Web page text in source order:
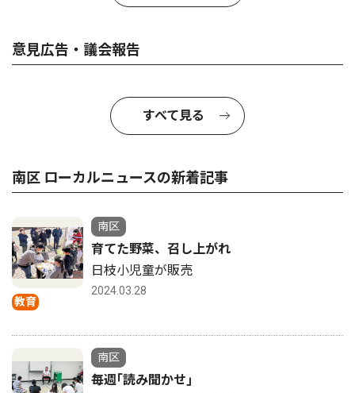
意見広告・議会報告
すべて見る
南区 ローカルニュースの新着記事
教育
南区
育てた野菜、召し上がれ
日枝小児童が販売
2024.03.28
南区
毎週｢読み聞かせ｣